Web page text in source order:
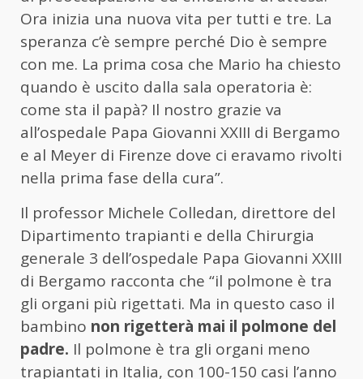
Ora inizia una nuova vita per tutti e tre. La
speranza c’è sempre perché Dio è sempre
con me. La prima cosa che Mario ha chiesto
quando è uscito dalla sala operatoria è:
come sta il papà? Il nostro grazie va
all’ospedale Papa Giovanni XXIII di Bergamo
e al Meyer di Firenze dove ci eravamo rivolti
nella prima fase della cura”.
Il professor Michele Colledan, direttore del
Dipartimento trapianti e della Chirurgia
generale 3 dell’ospedale Papa Giovanni XXIII
di Bergamo racconta che “il polmone è tra
gli organi più rigettati. Ma in questo caso il
bambino non rigetterà mai il polmone del
padre. Il polmone è tra gli organi meno
trapiantati in Italia, con 100-150 casi l’anno